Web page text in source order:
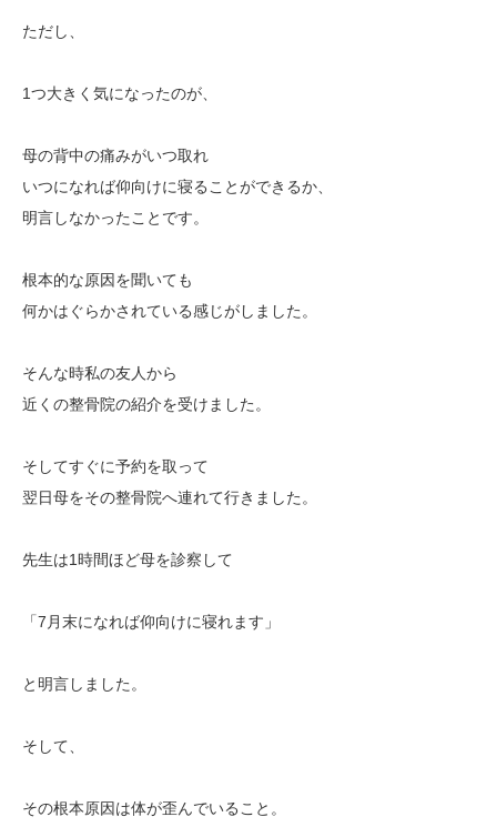
ただし、
1つ大きく気になったのが、
母の背中の痛みがいつ取れ
いつになれば仰向けに寝ることができるか、
明言しなかったことです。
根本的な原因を聞いても
何かはぐらかされている感じがしました。
そんな時私の友人から
近くの整骨院の紹介を受けました。
そしてすぐに予約を取って
翌日母をその整骨院へ連れて行きました。
先生は1時間ほど母を診察して
「7月末になれば仰向けに寝れます」
と明言しました。
そして、
その根本原因は体が歪んでいること。